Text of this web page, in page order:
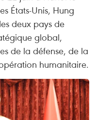
États-Unis, Hung
deux pays de
global,
de la défense, de la
humanitaire.